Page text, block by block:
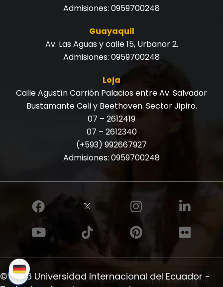
Admisiones: 0959700248
Guayaquil
Av. Las Aguas y calle 15, Urbanor 2.
Admisiones: 0959700248
Loja
Calle Agustín Carrión Palacios entre Av. Salvador
Bustamante Celi y Beethoven. Sector Jipiro.
07 – 2612419
07 – 2612340
(+593) 992667927
Admisiones: 0959700248
© 2026 Universidad Internacional del Ecuador -
✨ ¿Tienes dudas? ¡Asesoría personalizada aquí!